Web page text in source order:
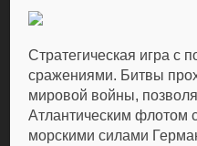
Стратегическая игра с
сражениями. Битвы
мировой войны,
Атлантическим флотом
морскими силами